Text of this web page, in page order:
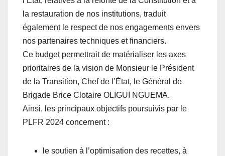
la restauration de nos institutions, traduit
également le respect de nos engagements envers
nos partenaires techniques et financiers.
Ce budget permettrait de matérialiser les axes
prioritaires de la vision de Monsieur le Président
de la Transition, Chef de l’État, le Général de
Brigade Brice Clotaire OLIGUI NGUEMA.
Ainsi, les principaux objectifs poursuivis par le
PLFR 2024 concernent :
le soutien à l’optimisation des recettes, à